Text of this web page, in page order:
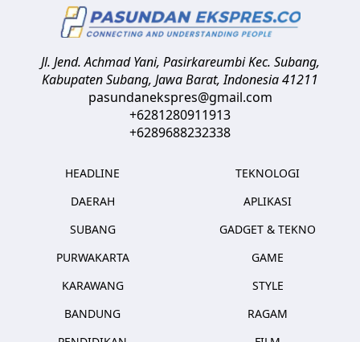
Jl. Jend. Achmad Yani, Pasirkareumbi Kec. Subang,
Kabupaten Subang, Jawa Barat,Indonesia41211
pasundanekspres@gmail.com
+6281280911913
+6289688232338
HEADLINE
DAERAH
SUBANG
PURWAKARTA
KARAWANG
BANDUNG
TEKNOLOGI
APLIKASI
GADGET & TEKNO
GAME
STYLE
RAGAM